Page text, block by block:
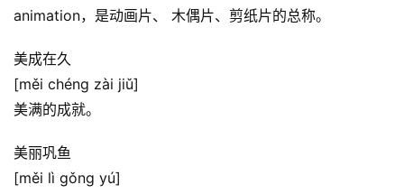
animation，是动画片、 木偶片、剪纸片的总称。
美成在久
[měi chéng zài jiǔ]
美满的成就。
美丽巩鱼
[měi lì gǒng yú]